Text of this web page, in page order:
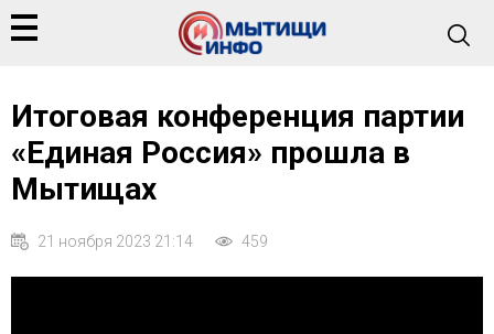
Итоговая конференция партии
«Единая Россия» прошла в
Мытищах
21 ноября 2023 21:14 459